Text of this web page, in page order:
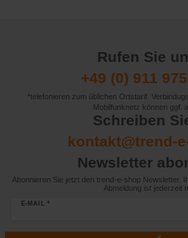
Rufen Sie
+49 (0) 911
*telefonieren zum üblichen Ortstarif.
Mobilfunknetz können ggf.
Schreiben
kontakt@trend-
Newsletter
Abonnieren Sie jetzt den trend-e-shop Newsletter.
Abmeldung ist jederzeit
E-MAIL *